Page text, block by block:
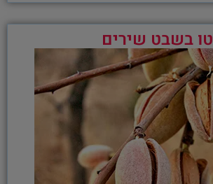
טו בשבט שירים